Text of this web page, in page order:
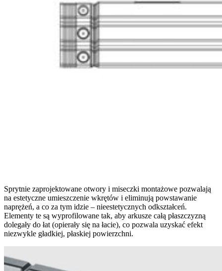
Sprytnie zaprojektowane otwory i miseczki montażowe pozwalają
na estetyczne umieszczenie wkrętów i eliminują powstawanie
naprężeń, a co za tym idzie – nieestetycznych odkształceń.
Elementy te są wyprofilowane tak, aby arkusze całą płaszczyzną
dolegały do łat (opierały się na łacie), co pozwala uzyskać efekt
niezwykle gładkiej, płaskiej powierzchni.